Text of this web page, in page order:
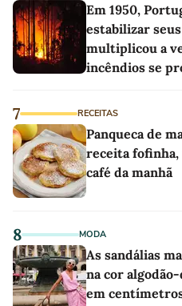
Em 1950,
estabilizar
multiplicou a
incêndios se
7 RECEITAS
Panqueca de
receita
café da manhã
8 MODA
As sandálias
na cor
em